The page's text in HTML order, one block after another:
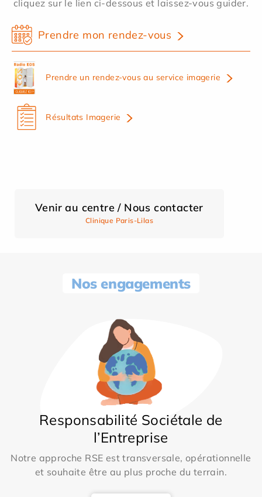
cliquez sur le lien ci-dessous et laissez-vous guider.
Prendre mon rendez-vous
Prendre un rendez-vous au service imagerie
Résultats Imagerie
Venir au centre / Nous contacter
Clinique Paris-Lilas
Nos engagements
Responsabilité Sociétale de
l’Entreprise
Notre approche RSE est transversale, opérationnelle
et souhaite être au plus proche du terrain.